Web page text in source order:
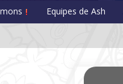
Equipes de Ash